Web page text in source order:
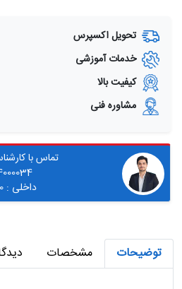
تحویل اکسپرس
خدمات آموزشی
کیفیت بالا
مشاوره فنی
تماس با
داخلی : 340
توضیحات مشخصات